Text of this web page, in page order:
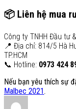
📦 Liên hệ mua
Công ty TNHH Đầu tư
📍 Địa chỉ: 814/5 Hà
TP.HCM
📞 Hotline: 0973 424
Nếu bạn yêu thích sự
Malbec 2021.